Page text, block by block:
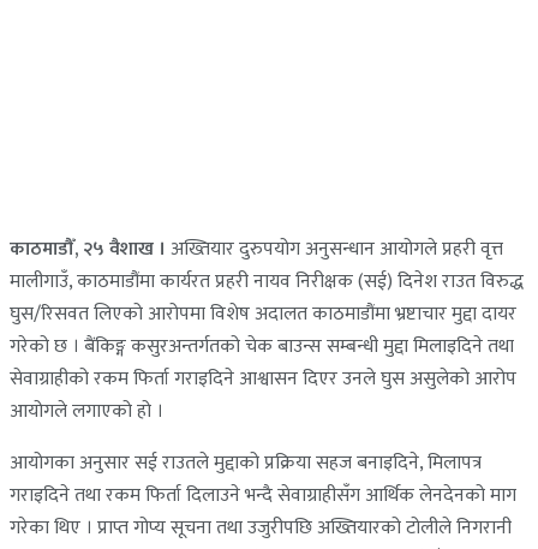
काठमाडौँ, २५ वैशाख । अख्तियार दुरुपयोग अनुसन्धान आयोगले प्रहरी वृत्त
मालीगाउँ, काठमाडौंमा कार्यरत प्रहरी नायव निरीक्षक (सई) दिनेश राउत विरुद्ध
घुस/रिसवत लिएको आरोपमा विशेष अदालत काठमाडौंमा भ्रष्टाचार मुद्दा दायर
गरेको छ । बैंकिङ्ग कसुरअन्तर्गतको चेक बाउन्स सम्बन्धी मुद्दा मिलाइदिने तथा
सेवाग्राहीको रकम फिर्ता गराइदिने आश्वासन दिएर उनले घुस असुलेको आरोप
आयोगले लगाएको हो ।
आयोगका अनुसार सई राउतले मुद्दाको प्रक्रिया सहज बनाइदिने, मिलापत्र
गराइदिने तथा रकम फिर्ता दिलाउने भन्दै सेवाग्राहीसँग आर्थिक लेनदेनको माग
गरेका थिए । प्राप्त गोप्य सूचना तथा उजुरीपछि अख्तियारको टोलीले निगरानी